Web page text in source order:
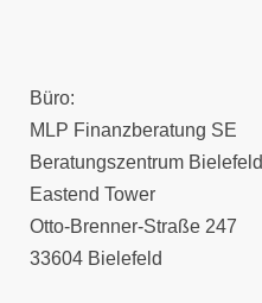
Büro:
MLP Finanzberatung SE
Beratungszentrum Bielefeld
Eastend Tower
Otto-Brenner-Straße 247
33604 Bielefeld